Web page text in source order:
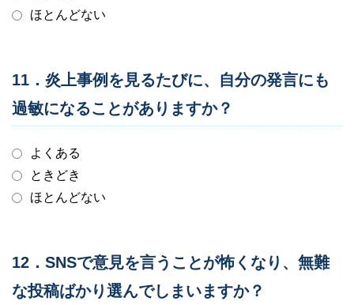
ほとんどない
11．炎上事例を見るたびに、自分の発言にも
過敏になることがありますか？
よくある
ときどき
ほとんどない
12．SNSで意見を言うことが怖くなり、無難
な投稿ばかり選んでしまいますか？